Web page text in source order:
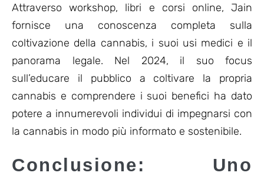
Attraverso workshop, libri e corsi online, Jain
fornisce una conoscenza completa sulla
coltivazione della cannabis, i suoi usi medici e il
panorama legale. Nel 2024, il suo focus
sull’educare il pubblico a coltivare la propria
cannabis e comprendere i suoi benefici ha dato
potere a innumerevoli individui di impegnarsi con
la cannabis in modo più informato e sostenibile.
Conclusione: Uno